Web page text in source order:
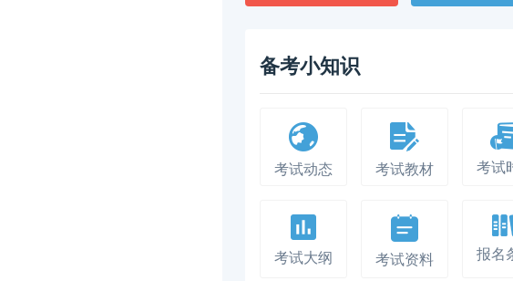
备考小知识
考试动态 考试教材 考试
考试大纲 考试资料 报名